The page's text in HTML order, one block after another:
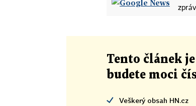
Tento článek je
budete moci
Veškerý obsah HN.cz